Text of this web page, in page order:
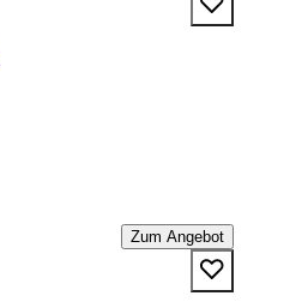
Zum Angebot